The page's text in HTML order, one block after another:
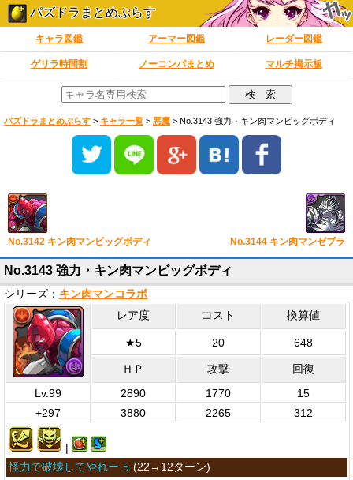
パズドラまとめぷらす
キャラ図鑑 アーマー図鑑 レーダー図鑑
ゲリラ時間割 ノーコンパまとめ マルチ掲示板
パズドラまとめぷらす > キャラ一覧 > 悪魔 > No.3143 強力・キン肉マンビッグボディ
No.3142 キン肉マンビッグボディ No.3144 キン肉マンゼブラ
No.3143 強力・キン肉マンビッグボディ
シリーズ： キン肉マンコラボ
レア度 コスト 換算値
★5 20 648
ＨＰ 攻撃
回復
Lv.99
2890 1770
15
+297
3880 2265 312
|
怪力で破壊してやれーっ (22→12ターン)